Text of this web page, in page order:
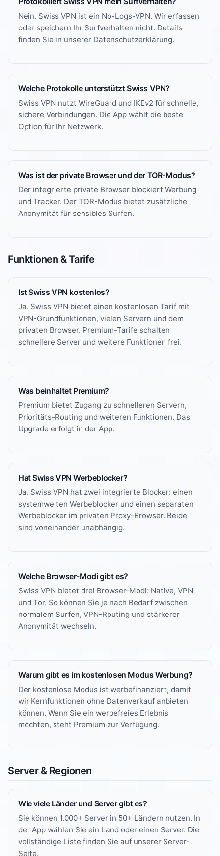
Nein. Swiss VPN ist ein No-Logs-VPN. Wir erfassen
oder speichern Ihr Surfverhalten nicht. Details
finden Sie in unserer Datenschutzerklärung.
Welche Protokolle unterstützt Swiss VPN?
Swiss VPN nutzt WireGuard und IKEv2 für schnelle,
sichere Verbindungen. Die App wählt die beste
Option für Ihr Netzwerk.
Was ist der private Browser und der TOR-Modus?
Der integrierte private Browser blockiert Werbung
und Tracker. Der TOR-Modus bietet zusätzliche
Anonymität für sensibles Surfen.
Funktionen & Tarife
Ist Swiss VPN kostenlos?
Ja. Swiss VPN bietet einen kostenlosen Tarif mit
VPN-Grundfunktionen, vielen Servern und dem
privaten Browser. Premium-Tarife schalten
schnellere Server und weitere Funktionen frei.
Was beinhaltet Premium?
Premium bietet Zugang zu schnelleren Servern,
Prioritäts-Routing und weiteren Funktionen. Das
Upgrade erfolgt in der App.
Hat Swiss VPN Werbeblocker?
Ja. Swiss VPN hat zwei integrierte Blocker: einen
systemweiten Werbeblocker und einen separaten
Werbeblocker im privaten Proxy-Browser. Beide
sind voneinander unabhängig.
Welche Browser-Modi gibt es?
Swiss VPN bietet drei Browser-Modi: Native, VPN
und Tor. So können Sie je nach Bedarf zwischen
normalem Surfen, VPN-Routing und stärkerer
Anonymität wechseln.
Warum gibt es im kostenlosen Modus Werbung?
Der kostenlose Modus ist werbefinanziert, damit
wir Kernfunktionen ohne Datenverkauf anbieten
können. Wenn Sie ein werbefreies Erlebnis
möchten, steht Premium zur Verfügung.
Server & Regionen
Wie viele Länder und Server gibt es?
Sie können 1.000+ Server in 50+ Ländern nutzen. In
der App wählen Sie ein Land oder einen Server. Die
vollständige Liste finden Sie auf unserer Server-
Seite.